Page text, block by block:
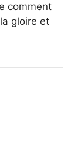
comment
gloire et